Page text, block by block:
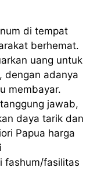
di tempat
berhemat.
uang untuk
dengan adanya
membayar.
jawab,
daya tarik dan
Papua harga
fashum/fasilitas